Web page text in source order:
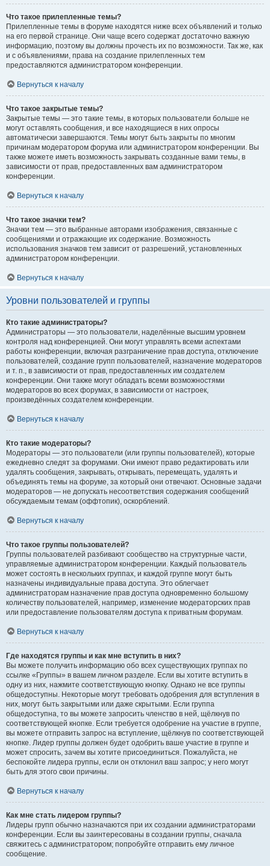
Что такое прилепленные темы?
Прилепленные темы в форуме находятся ниже всех объявлений и только
на его первой странице. Они чаще всего содержат достаточно важную
информацию, поэтому вы должны прочесть их по возможности. Так же, как
и с объявлениями, права на создание прилепленных тем
предоставляются администратором конференции.
Вернуться к началу
Что такое закрытые темы?
Закрытые темы — это такие темы, в которых пользователи больше не
могут оставлять сообщения, и все находящиеся в них опросы
автоматически завершаются. Темы могут быть закрыты по многим
причинам модератором форума или администратором конференции. Вы
также можете иметь возможность закрывать созданные вами темы, в
зависимости от прав, предоставленных вам администратором
конференции.
Вернуться к началу
Что такое значки тем?
Значки тем — это выбранные авторами изображения, связанные с
сообщениями и отражающие их содержание. Возможность
использования значков тем зависит от разрешений, установленных
администратором конференции.
Вернуться к началу
Уровни пользователей и группы
Кто такие администраторы?
Администраторы — это пользователи, наделённые высшим уровнем
контроля над конференцией. Они могут управлять всеми аспектами
работы конференции, включая разграничение прав доступа, отключение
пользователей, создание групп пользователей, назначение модераторов
и т. п., в зависимости от прав, предоставленных им создателем
конференции. Они также могут обладать всеми возможностями
модераторов во всех форумах, в зависимости от настроек,
произведённых создателем конференции.
Вернуться к началу
Кто такие модераторы?
Модераторы — это пользователи (или группы пользователей), которые
ежедневно следят за форумами. Они имеют право редактировать или
удалять сообщения, закрывать, открывать, перемещать, удалять и
объединять темы на форуме, за который они отвечают. Основные задачи
модераторов — не допускать несоответствия содержания сообщений
обсуждаемым темам (оффтопик), оскорблений.
Вернуться к началу
Что такое группы пользователей?
Группы пользователей разбивают сообщество на структурные части,
управляемые администратором конференции. Каждый пользователь
может состоять в нескольких группах, и каждой группе могут быть
назначены индивидуальные права доступа. Это облегчает
администраторам назначение прав доступа одновременно большому
количеству пользователей, например, изменение модераторских прав
или предоставление пользователям доступа к приватным форумам.
Вернуться к началу
Где находятся группы и как мне вступить в них?
Вы можете получить информацию обо всех существующих группах по
ссылке «Группы» в вашем личном разделе. Если вы хотите вступить в
одну из них, нажмите соответствующую кнопку. Однако не все группы
общедоступны. Некоторые могут требовать одобрения для вступления в
них, могут быть закрытыми или даже скрытыми. Если группа
общедоступна, то вы можете запросить членство в ней, щёлкнув по
соответствующей кнопке. Если требуется одобрение на участие в группе,
вы можете отправить запрос на вступление, щёлкнув по соответствующей
кнопке. Лидер группы должен будет одобрить ваше участие в группе и
может спросить, зачем вы хотите присоединиться. Пожалуйста, не
беспокойте лидера группы, если он отклонил ваш запрос; у него могут
быть для этого свои причины.
Вернуться к началу
Как мне стать лидером группы?
Лидеры групп обычно назначаются при их создании администраторами
конференции. Если вы заинтересованы в создании группы, сначала
свяжитесь с администратором; попробуйте отправить ему личное
сообщение.